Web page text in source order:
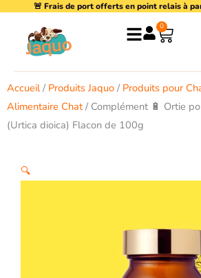
contenu
🚨 Frais de port offerts en point relais à
0
Panier
Accueil/ Produits Jaquo / Produits pour
Alimentaire Chat/ Complément 🔋 Ortie
(Urtica dioica) Flacon de 100g
🔍